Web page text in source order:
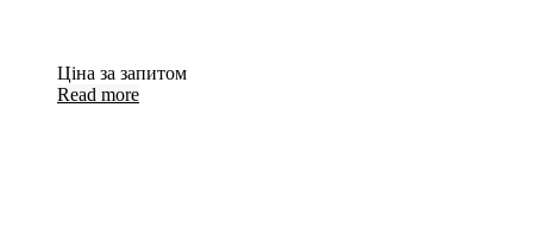
Ціна за запитом
Read more